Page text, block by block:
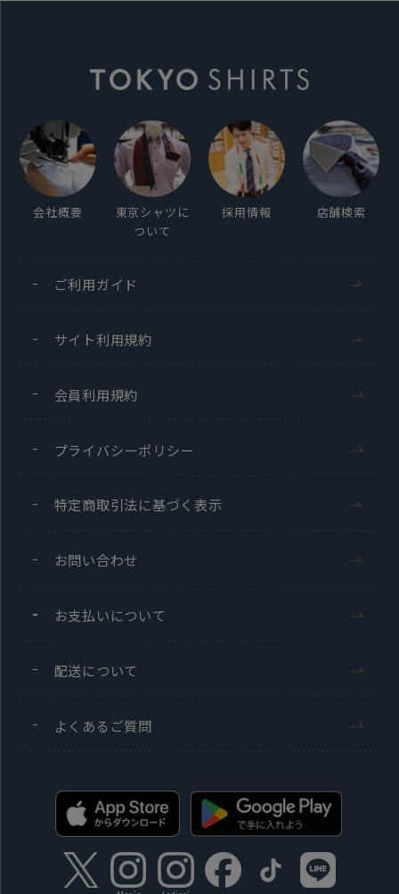
会社概要
東京シャツに
ついて
採用情報 店舗検索
ご利用ガイド
サイト利用規約
会員利用規約
プライバシーポリシー
特定商取引法に基づく表示
お問い合わせ
お支払いについて
配送について
よくあるご質問